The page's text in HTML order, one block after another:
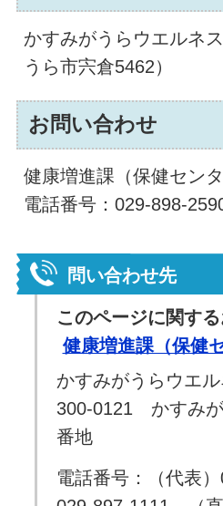
かすみがうらウエルネ
うら市宍倉5462）
お問い合わせ
健康増進課（保健センタ
電話番号：029-898-
問い合わせ先
このページに関す
健康増進課（保健
かすみがうらウエ
300-0121 かすみ
番地
電話番号：（代表